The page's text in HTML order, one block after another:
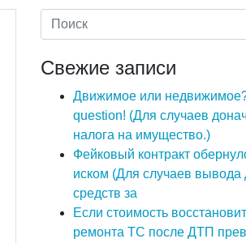
Свежие записи
Движимое или
question! (Для случаев
налога на имущество.)
Фейковый контракт
иском (Для случаев
средств за
Если стоимость
ремонта ТС после ДТП